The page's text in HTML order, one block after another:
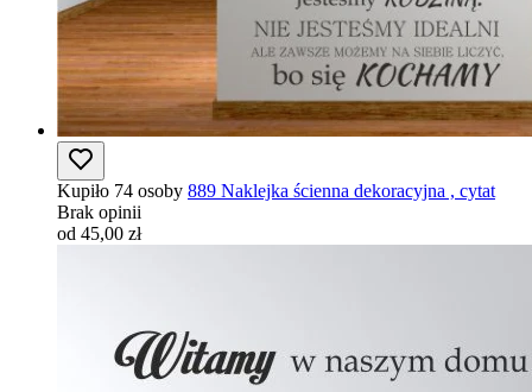
Kupiło 74 osoby 889 Naklejka ścienna dekoracyjna , cytat
Brak opinii
od 45,00 zł